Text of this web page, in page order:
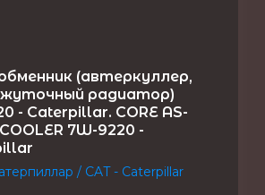
(автеркуллер,
радиатор)
- Caterpillar. CORE AS-
7W-9220 -
/ CAT - Caterpillar